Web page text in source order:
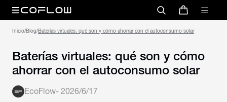
Inicio/Blog/Baterías virtuales: qué son y cómo ahorrar con el autoconsumo solar
Baterías virtuales: qué son y cómo
ahorrar con el autoconsumo solar
EcoFlow- 2026/6/17